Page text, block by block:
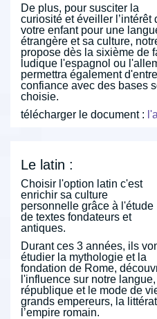
De plus, pour susciter la
curiosité et éveiller l’intérêt
votre enfant pour une
étrangère et sa culture,
propose dès la sixième de
ludique l'espagnol ou
permettra également
confiance avec des bases
choisie.
télécharger le document :
Le latin :
Choisir l'option latin c'est
enrichir sa culture
personnelle grâce à l'étude
de textes fondateurs et
antiques.
Durant ces 3 années, ils
étudier la mythologie et la
fondation de Rome,
l'influence sur notre
république et le mode de
grands empereurs, la
l’empire romain.